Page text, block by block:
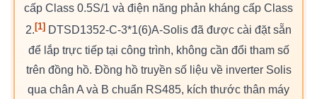
cấp Class 0.5S/1 và điện năng phản kháng cấp Class
2. [1] DTSD1352-C-3*1(6)A-Solis đã được cài đặt sẵn
để lắp trực tiếp tại công trình, không cần đổi tham số
trên đồng hồ. Đồng hồ truyền số liệu về inverter Solis
qua chân A và B chuẩn RS485, kích thước thân máy